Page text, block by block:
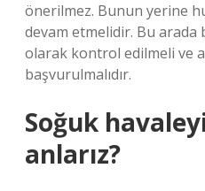
önerilmez. Bunun yerine
devam etmelidir. Bu arada
olarak kontrol edilmeli ve
başvurulmalıdır.
Soğuk
anlarız?